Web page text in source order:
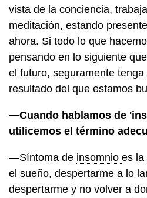
vista de la conciencia,
meditación, estando
ahora. Si todo lo que
pensando en lo siguiente
el futuro, seguramente
resultado del que estamos
—Cuando hablamos de
utilicemos el término
—Síntoma de insomnio es la
el sueño, despertarme a lo
despertarme y no volver a